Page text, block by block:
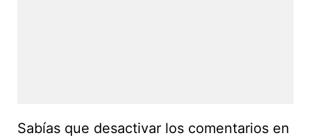
Sabías que desactivar los comentarios en